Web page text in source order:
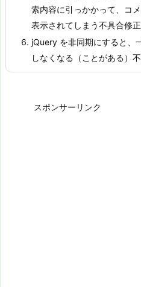
索内容に引っかかって、コ
表示されてしまう不具合修正
jQuery を非同期にすると、
しなくなる（ことがある）不
スポンサーリンク